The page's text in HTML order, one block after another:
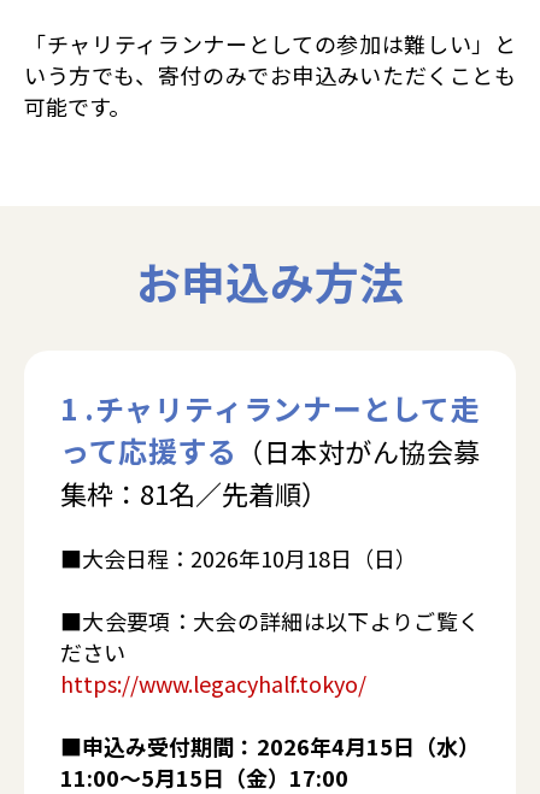
「チャリティランナーとしての参加は難しい」と
いう方でも、寄付のみでお申込みいただくことも
可能です。
お申込み方法
1 .チャリティランナーとして走
って応援する （日本対がん協会募
集枠：81名／先着順）
■大会日程：2026年10月18日（日）
■大会要項：大会の詳細は以下よりご覧く
ださい
https://www.legacyhalf.tokyo/
■申込み受付期間：2026年4月15日（水）
11:00～5月15日（金）17:00